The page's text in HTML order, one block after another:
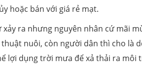
hoặc bán với giá rẻ mạt.
ra nhưng nguyên nhân cứ mãi
nuôi, còn người dân thì cho là
lợi dụng trời mưa để xả thải ra